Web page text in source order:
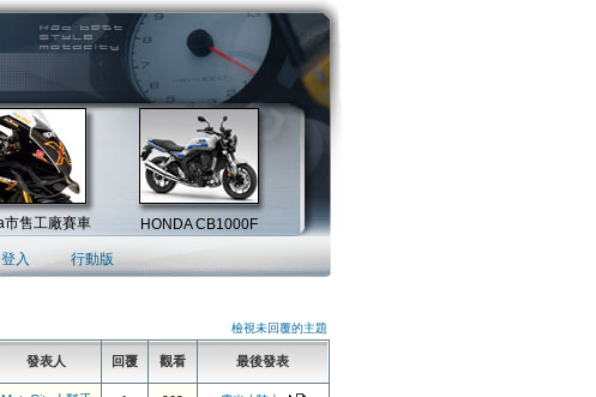
登入 行動版
檢視未回覆的主題
發表人 回覆 觀看 最後發表